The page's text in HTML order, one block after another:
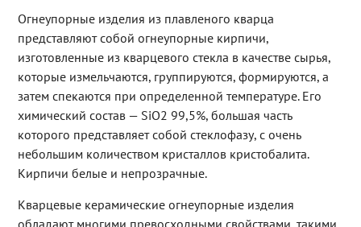
Огнеупорные изделия из плавленого кварца
представляют собой огнеупорные кирпичи,
изготовленные из кварцевого стекла в качестве сырья,
которые измельчаются, группируются, формируются, а
затем спекаются при определенной температуре. Его
химический состав — SiO2 99,5%, большая часть
которого представляет собой стеклофазу, с очень
небольшим количеством кристаллов кристобалита.
Кирпичи белые и непрозрачные.
Кварцевые керамические огнеупорные изделия